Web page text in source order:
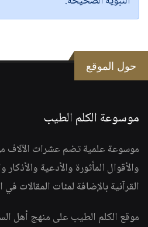
حول الموقع
موسوعة الكلم الطيب
موسوعة علمية تضم عشرات الآلاف
والأقوال المأثورة والأدعية
القرآنية بالإضافة لمئات المقالات في
موقع الكلم الطيب على منهج أهل